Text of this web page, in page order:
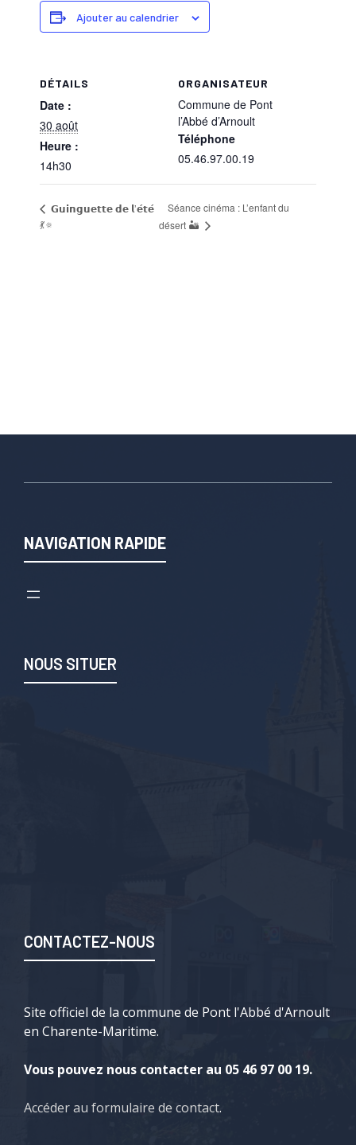
Ajouter au calendrier
DÉTAILS
Date :
30 août
Heure :
14h30
ORGANISATEUR
Commune de Pont
l’Abbé d’Arnoult
Téléphone
05.46.97.00.19
𝗚𝘂𝗶𝗻𝗴𝘂𝗲𝘁𝘁𝗲 𝗱𝗲 𝗹’𝗲́𝘁𝗲́
💃🔅
Séance cinéma : L’enfant du
désert 🏜️
NAVIGATION RAPIDE
NOUS SITUER
CONTACTEZ-NOUS
Site officiel de la commune de Pont l'Abbé d'Arnoult
en Charente-Maritime.
Vous pouvez nous contacter au 05 46 97 00 19.
Accéder au formulaire de contact.